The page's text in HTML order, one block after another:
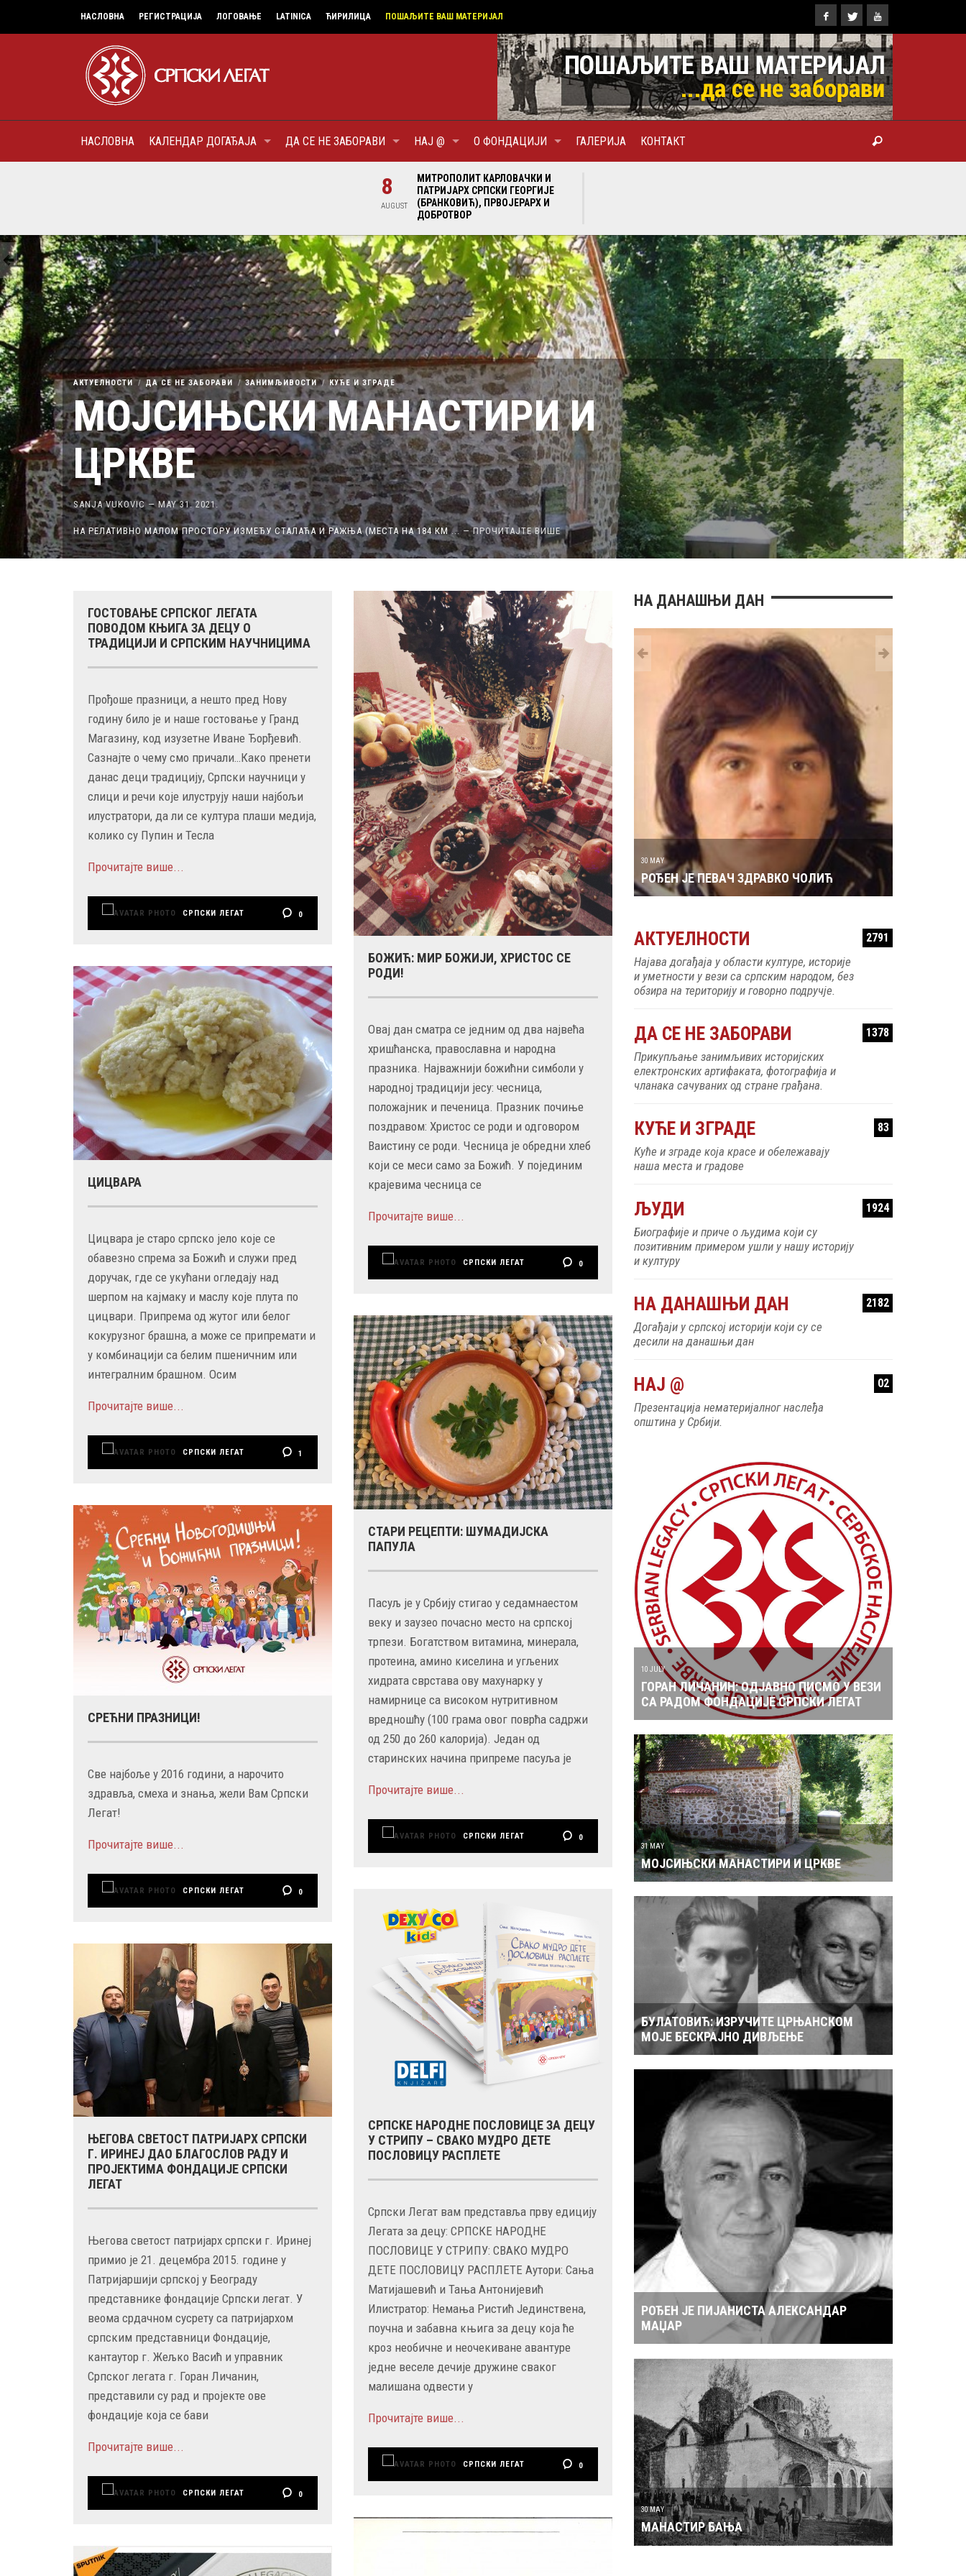
НАСЛОВНА РЕГИСТРАЦИЈА ЛОГОВАЊЕ LATINICA ЋИРИЛИЦА ПОШАЉИТЕ ВАШ МАТЕРИЈАЛ
НАСЛОВНА КАЛЕНДАР ДОГАЂАЈА ДА СЕ НЕ ЗАБОРАВИ НАЈ @ О ФОНДАЦИЈИ ГАЛЕРИЈА КОНТАКТ
8
AUGUST
МИТРОПОЛИТ КАРЛОВАЧКИ И
ПАТРИЈАРХ СРПСКИ ГЕОРГИЈЕ
(БРАНКОВИЋ), ПРВОЈЕРАРХ И
ДОБРОТВОР
АКТУЕЛНОСТИ ДА СЕ НЕ ЗАБОРАВИ ЗАНИМЉИВОСТИ КУЋЕ И ЗГРАДЕ
МОЈСИЊСКИ МАНАСТИРИ И
ЦРКВЕ
SANJA VUKOVIC — MAY 31. 2021.
НА РЕЛАТИВНО МАЛОМ ПРОСТОРУ ИЗМЕЂУ СТАЛАЋА И РАЖЊА (МЕСТА НА 184 КМ... —ПРОЧИТАЈТЕ ВИШЕ
ГОСТОВАЊЕ СРПСКОГ ЛЕГАТА
ПОВОДОМ КЊИГА ЗА ДЕЦУ О
ТРАДИЦИЈИ И СРПСКИМ НАУЧНИЦИМА
Прођоше празници, а нешто пред Нову
годину било је и наше гостовање у Гранд
Магазину, код изузетне Иване Ђорђевић.
Сазнајте о чему смо причали…Како пренети
данас деци традицију, Српски научници у
слици и речи које илуструју наши најбољи
илустратори, да ли се култура плаши медија,
колико су Пупин и Тесла
Прочитајте више...
СРПСКИ ЛЕГАТ 0
БОЖИЋ: МИР БОЖИЈИ, ХРИСТОС СЕ
РОДИ!
Овај дан сматра се једним од два највећа
хришћанска, православна и народна
празника. Најважнији божићни симболи у
народној традицији јесу: чесница,
положајник и печеница. Празник почиње
поздравом: Христос се роди и одговором
Ваистину се роди. Чесница је обредни хлеб
који се меси само за Божић. У појединим
крајевима чесница се
Прочитајте више...
СРПСКИ ЛЕГАТ 0
ЦИЦВАРА
Цицвара је старо српско јело које се
обавезно спрема за Божић и служи пред
доручак, где се укућани огледају над
шерпом на кајмаку и маслу које плута по
цицвари. Припрема од жутог или белог
кокурузног брашна, а може се припремати и
у комбинацији са белим пшеничним или
интегралним брашном. Осим
Прочитајте више...
СРПСКИ ЛЕГАТ 1
СТАРИ РЕЦЕПТИ: ШУМАДИЈСКА
ПАПУЛА
Пасуљ је у Србију стигао у седамнаестом
веку и заузео почасно место на српској
трпези. Богатством витамина, минерала,
протеина, амино киселина и угљених
хидрата сврстава ову махунарку у
намирнице са високом нутритивном
вредношћу (100 грама овог поврћа садржи
од 250 до 260 калорија). Један од
старинских начина припреме пасуља је
Прочитајте више...
СРПСКИ ЛЕГАТ 0
СРЕЋНИ ПРАЗНИЦИ!
Све најбоље у 2016 години, а нарочито
здравља, смеха и знања, жели Вам Српски
Легат!
Прочитајте више...
СРПСКИ ЛЕГАТ 0
СРПСКЕ НАРОДНЕ ПОСЛОВИЦЕ ЗА ДЕЦУ
У СТРИПУ – СВАКО МУДРО ДЕТЕ
ПОСЛОВИЦУ РАСПЛЕТЕ
Српски Легат вам представља прву едицију
Легата за децу: СРПСКЕ НАРОДНЕ
ПОСЛОВИЦЕ У СТРИПУ: СВАКО МУДРО
ДЕТЕ ПОСЛОВИЦУ РАСПЛЕТЕ Аутори: Сања
Матијашевић и Тања Антонијевић
Илистратор: Немања Ристић Јединствена,
поучна и забавна књига за децу која ће
кроз необичне и неочекиване авантуре
једне веселе дечије дружине сваког
малишана одвести у
Прочитајте више...
СРПСКИ ЛЕГАТ 0
ЊЕГОВА СВЕТОСТ ПАТРИЈАРХ СРПСКИ
Г. ИРИНЕЈ ДАО БЛАГОСЛОВ РАДУ И
ПРОЈЕКТИМА ФОНДАЦИЈЕ СРПСКИ
ЛЕГАТ
Његова светост патријарх српски г. Иринеј
примио је 21. децембра 2015. године у
Патријаршији српској у Београду
представнике фондације Српски легат. У
веома срдачном сусрету са патријархом
српским представници Фондације,
кантаутор г. Жељко Васић и управник
Српског легата г. Горан Личанин,
представили су рад и пројекте ове
фондације која се бави
Прочитајте више...
СРПСКИ ЛЕГАТ 0
НА ДАНАШЊИ ДАН
25 MAY
УМРО ЈЕ ТЕОЛОГ, ИСТОРИЧАР И
31 MAY
РОЂЕН ЈЕ ПИЈАНИСТА АЛЕКСАНДАР
МАЏАР
30 MAY
РОЂЕН ЈЕ ПЕВАЧ ЗДРАВКО ЧОЛИЋ
АКТУЕЛНОСТИ 2791
Најава догађаја у области културе, историје
и уметности у вези са српским народом, без
обзира на територију и говорно подручје.
ДА СЕ НЕ ЗАБОРАВИ 1378
Прикупљање занимљивих историјских
електронских артифаката, фотографија и
чланака сачуваних од стране грађана.
КУЋЕ И ЗГРАДЕ 83
Куће и зграде која красе и обележавају
наша места и градове
ЉУДИ 1924
Биографије и приче о људима који су
позитивним примером ушли у нашу историју
и културу
НА ДАНАШЊИ ДАН 2182
Догађаји у српској историји који су се
десили на данашњи дан
НАЈ @ 02
Презентација нематеријалног наслеђа
општина у Србији.
10 JULY
ГОРАН ЛИЧАНИН: ОДЈАВНО ПИСМО У ВЕЗИ
СА РАДОМ ФОНДАЦИЈЕ СРПСКИ ЛЕГАТ
31 MAY
МОЈСИЊСКИ МАНАСТИРИ И ЦРКВЕ
БУЛАТОВИЋ: ИЗРУЧИТЕ ЦРЊАНСКОМ
МОЈЕ БЕСКРАЈНО ДИВЉЕЊЕ
РОЂЕН ЈЕ ПИЈАНИСТА АЛЕКСАНДАР
МАЏАР
30 MAY
МАНАСТИР БАЊА